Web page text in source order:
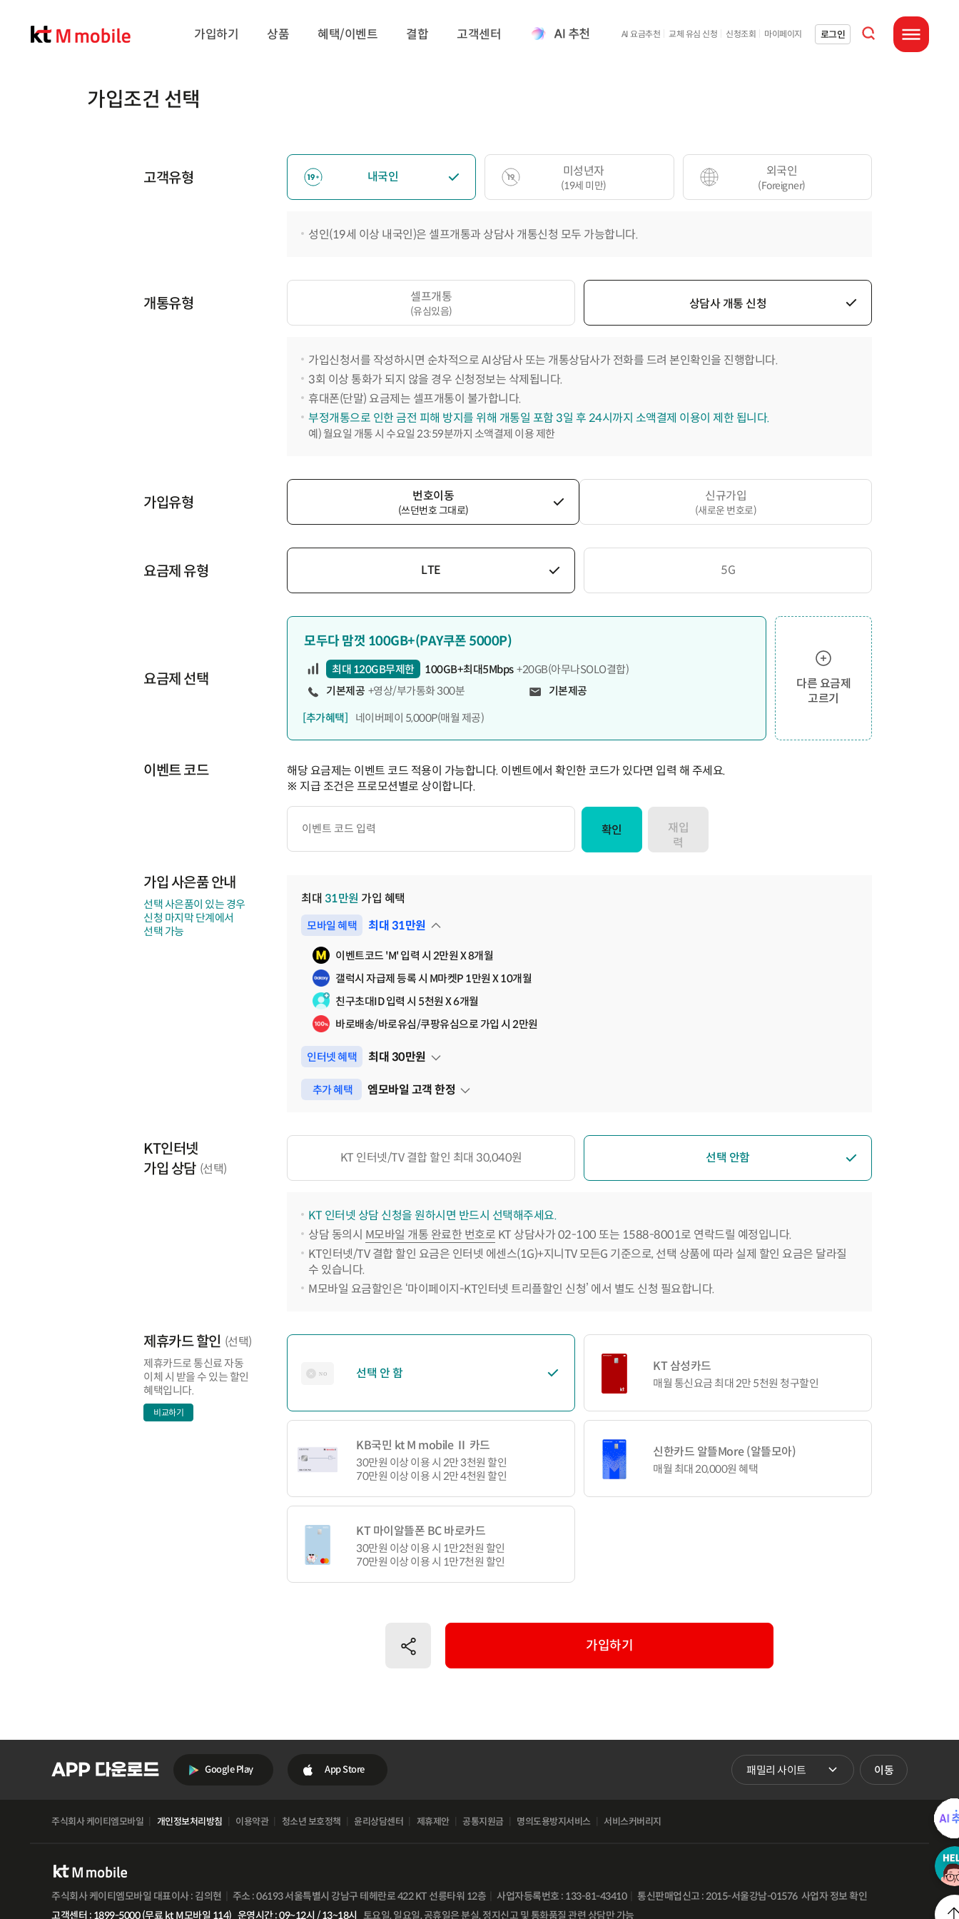
가입하기 상품 혜택/이벤트 결합 고객센터 AI 요금추천 교체 유심 신청 신청조회 마이페이지 로그인
통합검색 열기
전체메뉴 열기
가입조건 선택
고객유형 내국인 미성년자
(19세 미만)
외국인
(Foreigner)
성인(19세 이상 내국인)은 셀프개통과 상담사 개통신청 모두 가능합니다.
개통유형 셀프개통
(유심있음) 상담사 개통 신청
가입신청서를 작성하시면 순차적으로 AI상담사 또는 개통상담사가 전화를 드려 본인확인을 진행합니다.
3회 이상 통화가 되지 않을 경우 신청정보는 삭제됩니다.
휴대폰(단말) 요금제는 셀프개통이 불가합니다.
부정개통으로 인한 금전 피해 방지를 위해 개통일 포함 3일 후 24시까지 소액결제 이용이 제한 됩니다.
예) 월요일 개통 시 수요일 23:59분까지 소액결제 이용 제한
가입유형 번호이동
(쓰던번호 그대로)
신규가입
(새로운 번호로)
요금제 유형 LTE 5G
요금제 선택
모두다 맘껏 100GB+(PAY쿠폰 5000P)
최대 120GB무제한 100GB+최대5Mbps +20GB(아무나SOLO결합)
기본제공 +영상/부가통화 300분
기본제공
[추가혜택]
네이버페이 5,000P(매월 제공)
다른 요금제
고르기
이벤트 코드
해당 요금제는 이벤트 코드 적용이 가능합니다. 이벤트에서 확인한 코드가 있다면 입력 해 주세요.
※ 지급 조건은 프로모션별로 상이합니다.
이
확인
재입
력
가입 사은품 안내
선택 사은품이 있는 경우
신청 마지막 단계에서
선택 가능
최대 31만원 가입 혜택
모바일 혜택 최대 31만원
펼쳐보기
이벤트코드 'M' 입력 시 2만원 X 8개월
갤럭시 자급제 등록 시 M마켓P 1만원 X 10개월
친구초대ID 입력 시 5천원 X 6개월
바로배송/바로유심/쿠팡유심으로 가입 시 2만원
인터넷 혜택 최대 30만원
펼쳐보기
추가 혜택 엠모바일 고객 한정
펼쳐보기
KT인터넷
가입 상담 (선택)
KT 인터넷/TV 결합 할인 최대 30,040원 선택 안함
KT 인터넷 상담 신청을 원하시면 반드시 선택해주세요.
상담 동의시 M모바일 개통 완료한 번호로 KT 상담사가 02-100 또는 1588-8001로 연락드릴 예정입니다.
KT인터넷/TV 결합 할인 요금은 인터넷 에센스(1G)+지니TV 모든G 기준으로, 선택 상품에 따라 실제 할인 요금은 달라질
수 있습니다.
M모바일 요금할인은 ‘마이페이지-KT인터넷 트리플할인 신청’ 에서 별도 신청 필요합니다.
제휴카드 할인 (선택)
제휴카드로 통신료 자동
이체 시 받을 수 있는 할인
혜택입니다.
비교하기
선택 안 함 KT 삼성카드
매월 통신요금 최대 2만 5천원 청구할인
KB국민 kt M mobile Ⅱ 카드
30만원 이상 이용 시 2만 3천원 할인
70만원 이상 이용 시 2만 4천원 할인
신한카드 알뜰More (알뜰모아)
매월 최대 20,000원 혜택
KT 마이알뜰폰 BC 바로카드
30만원 이상 이용 시 1만2천원 할인
70만원 이상 이용 시 1만7천원 할인
공유하기 가입하기
Google Play App Store 패밀리 사이트 바로가기
이동
주식회사 케이티엠모바일 개인정보처리방침 이용약관 청소년 보호정책 윤리상담센터 제휴제안 공통지원금 명의도용방지서비스 서비스커버리지
주식회사 케이티엠모바일 대표이사 : 김의현 주소 : 06193 서울특별시 강남구 테헤란로 422 KT 선릉타워 12층 사업자등록번호 : 133-81-43410 통신판매업신고 : 2015-서울강남-01576 사업자 정보 확인
고객센터 : 1899-5000 (무료 kt M모바일 114) 운영시간 : 09~12시 / 13~18시 토요일, 일요일, 공휴일은 분실, 정지신고 및 통화품질 관련 상담만 가능